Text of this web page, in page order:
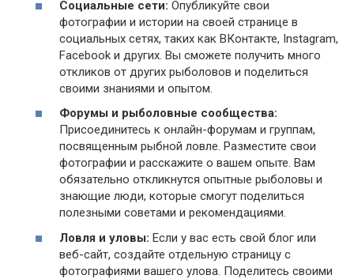
Социальные сети: Опубликуйте свои
фотографии и истории на своей странице в
социальных сетях, таких как ВКонтакте, Instagram,
Facebook и других. Вы сможете получить много
откликов от других рыболовов и поделиться
своими знаниями и опытом.
Форумы и рыболовные сообщества:
Присоединитесь к онлайн-форумам и группам,
посвященным рыбной ловле. Разместите свои
фотографии и расскажите о вашем опыте. Вам
обязательно откликнутся опытные рыболовы и
знающие люди, которые смогут поделиться
полезными советами и рекомендациями.
Ловля и уловы: Если у вас есть свой блог или
веб-сайт, создайте отдельную страницу с
фотографиями вашего улова. Поделитесь своими